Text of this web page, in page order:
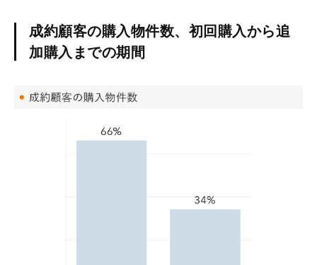
成約顧客の購入物件数、初回購入から追
加購入までの期間